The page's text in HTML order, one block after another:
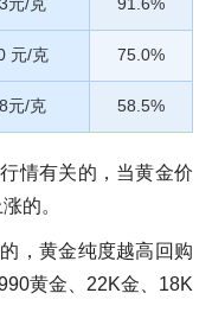
元/克 75.0%
元/克 58.5%
情有关的，当黄金价
的。
，黄金纯度越高回购
黄金、22K金、18K